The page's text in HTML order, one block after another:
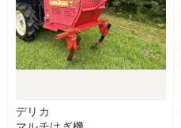
デリカ